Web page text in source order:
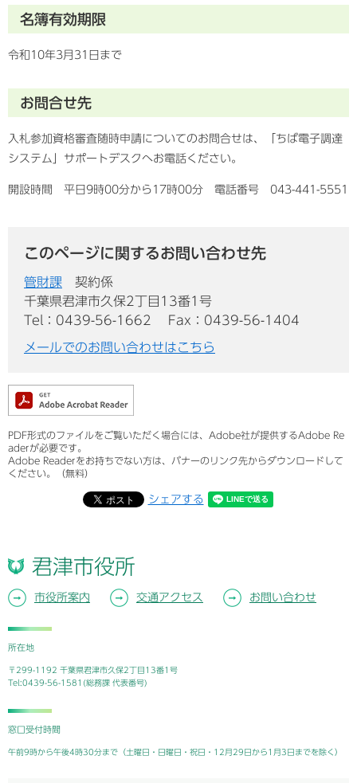
名簿有効期限
令和10年3月31日まで
お問合せ先
入札参加資格審査随時申請についてのお問合せは、「ちば電子調達
システム」サポートデスクへお電話ください。
開設時間 平日9時00分から17時00分 電話番号 043-441-5551
このページに関するお問い合わせ先
管財課
契約係
千葉県君津市久保2丁目13番1号
Tel：0439-56-1662
Fax：0439-56-1404
メールでのお問い合わせはこちら
PDF形式のファイルをご覧いただく場合には、Adobe社が提供するAdobe Re
aderが必要です。
Adobe Readerをお持ちでない方は、バナーのリンク先からダウンロードして
ください。（無料）
シェアする
君津市役所
市役所案内 交通アクセス お問い合わせ
所在地
〒299-1192 千葉県君津市久保2丁目13番1号
Tel:0439-56-1581(総務課 代表番号)
窓口受付時間
午前9時から午後4時30分まで（土曜日・日曜日・祝日・12月29日から1月3日までを除く）